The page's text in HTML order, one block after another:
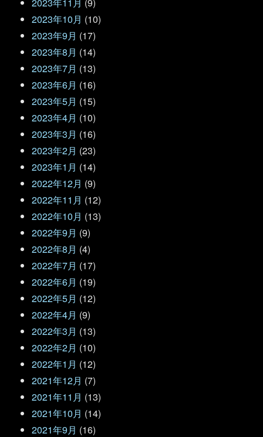
2023年10月 (10)
2023年9月 (17)
2023年8月 (14)
2023年7月 (13)
2023年6月 (16)
2023年5月 (15)
2023年4月 (10)
2023年3月 (16)
2023年2月 (23)
2023年1月 (14)
2022年12月 (9)
2022年11月 (12)
2022年10月 (13)
2022年9月 (9)
2022年8月 (4)
2022年7月 (17)
2022年6月 (19)
2022年5月 (12)
2022年4月 (9)
2022年3月 (13)
2022年2月 (10)
2022年1月 (12)
2021年12月 (7)
2021年11月 (13)
2021年10月 (14)
2021年9月 (16)